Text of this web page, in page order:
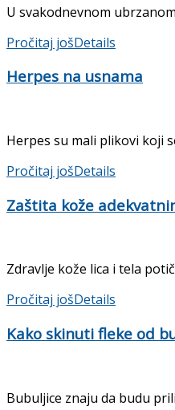
U svakodnevnom
Pročitaj jošDetails
Herpes na usnama
Herpes su mali plikovi koji
Pročitaj jošDetails
Zaštita kože
Zdravlje kože lica i tela
Pročitaj jošDetails
Kako skinuti fleke od
Bubuljice znaju da budu